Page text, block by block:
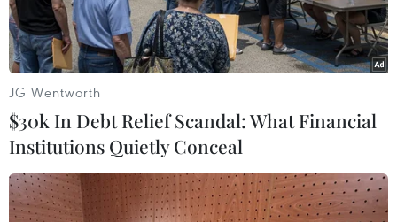
JG Wentworth
$30k In Debt Relief Scandal: What Financial
Institutions Quietly Conceal